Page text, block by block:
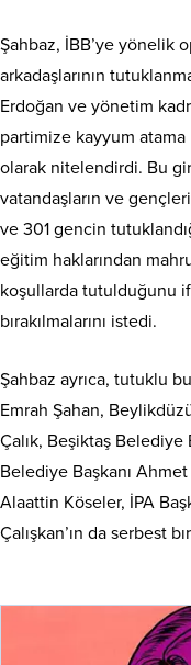
Şahbaz, İBB’ye yönelik
arkadaşlarının
Erdoğan ve yönetim
partimize kayyum atama
olarak nitelendirdi. Bu
vatandaşların ve
ve 301 gencin
eğitim haklarından
koşullarda tutulduğunu
bırakılmalarını istedi.
Şahbaz ayrıca, tutuklu
Emrah Şahan,
Çalık, Beşiktaş Belediye
Belediye Başkanı
Alaattin Köseler, İPA
Çalışkan’ın da serbest